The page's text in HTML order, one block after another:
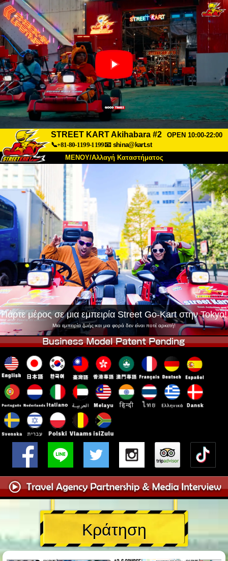
STREET KART Akihabara #2
OPEN 10:00-22:00
📞+81-80-1199-1199📧 shina@kart.st
ΜΕΝΟΥ/Αλλαγή Καταστήματος
Σχετικά Προδιαγραφές Τιμές
Πρόσβαση Αναφορές Συχνές Ερωτήσεις
Εταιρεία Κράτηση
Αλλαγή Καταστήματος
Τόκιο Σινάγαουα #1 Τόκιο Ακίχαμπαρα #1
Τόκιο Ακίχαμπαρα #2 Τόκιο Σιμπούγια
Τόκιο Σιμπούγια Annex Τόκιο Κόλπος
Τόκιο Ασακούσα Οσάκα
Οκινάουα
Πάρτε μέρος σε μια εμπειρία Street Go-Kart στην Tokyo!
Μια εμπειρία ζωής και μια φορά δεν είναι ποτέ αρκετή!
Κράτηση